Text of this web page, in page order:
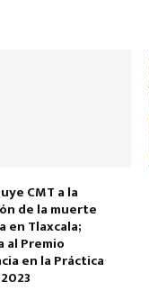
CMT a la
de la muerte
en Tlaxcala;
al Premio
en la Práctica